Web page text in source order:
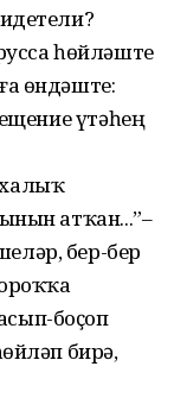
һөйләште
өндәште:
үтәһең
атҡан...”–
бер-бер
боҫоп
бирә,